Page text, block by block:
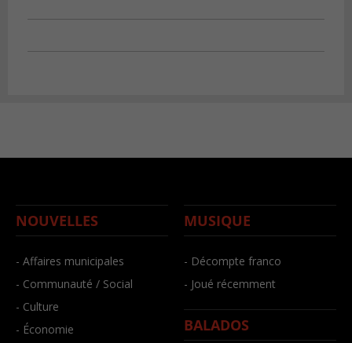
NOUVELLES
- Affaires municipales
- Communauté / Social
- Culture
- Économie
MUSIQUE
- Décompte franco
- Joué récemment
BALADOS